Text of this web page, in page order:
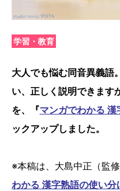
学習・教育
大人でも悩む同音異義語
い、正しく説明できます
を、『マンガでわかる
ックアップしました。
※本稿は、大島中正（監
わかる 漢字熟語の使い分